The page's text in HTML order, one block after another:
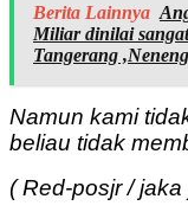
Berita Lainnya
Miliar dinilai
Tangerang
Namun kami
beliau tidak
( Red-posjr / jaka